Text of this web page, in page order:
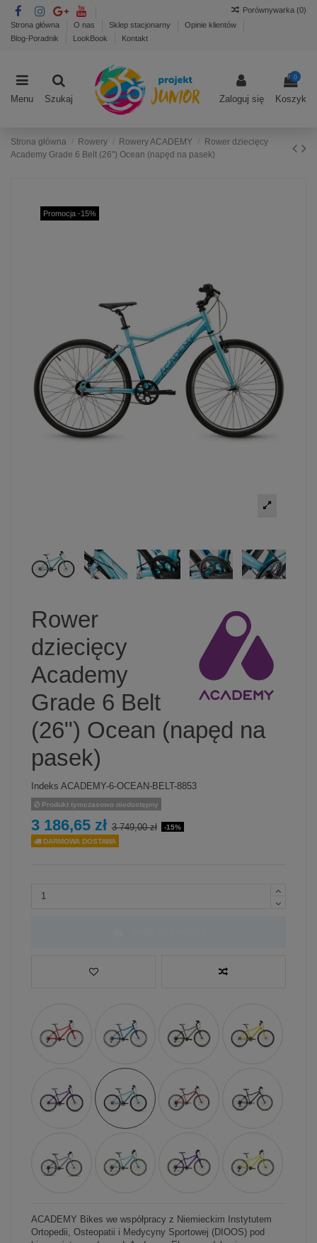
Strona główna O nas Sklep stacjonarny
Opinie klientów
Blog-Poradnik
LookBook Kontakt
Porównywarka (0)
Menu Szukaj Zaloguj się
0
Koszyk
Strona główna Rowery Rowery ACADEMY
Rower dziecięcy
Academy Grade 6 Belt (26") Ocean (napęd na pasek)
Promocja -15%
Rower
dziecięcy
Academy
Grade 6 Belt
(26") Ocean (napęd na
pasek)
Indeks ACADEMY-6-OCEAN-BELT-8853
Produkt tymczasowo niedostępny
3 186,65 zł 3 749,00 zł
-15%
DARMOWA DOSTAWA
ACADEMY Bikes we współpracy z Niemieckim Instytutem
Ortopedii, Osteopatii i Medycyny Sportowej (DIOOS) pod